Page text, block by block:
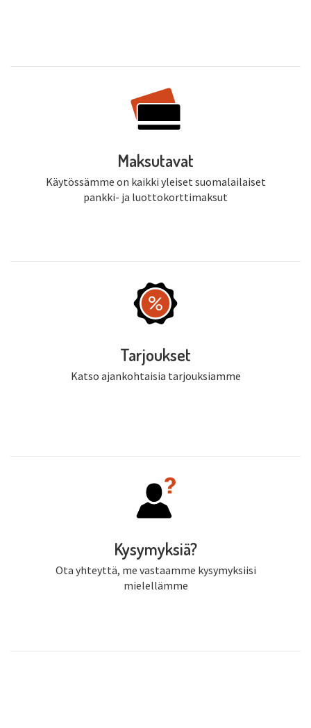
Maksutavat
Käytössämme on kaikki yleiset suomalailaiset
pankki- ja luottokorttimaksut
Tarjoukset
Katso ajankohtaisia tarjouksiamme
Kysymyksiä?
Ota yhteyttä, me vastaamme kysymyksiisi
mielellämme